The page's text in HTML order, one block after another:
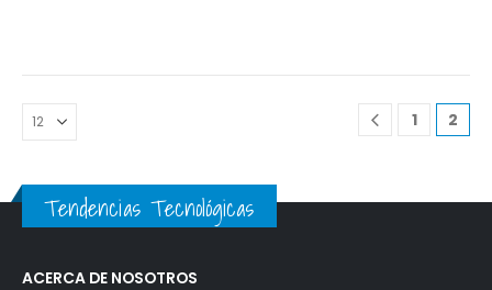
1 2
Tendencias Tecnológicas
ACERCA DE NOSOTROS